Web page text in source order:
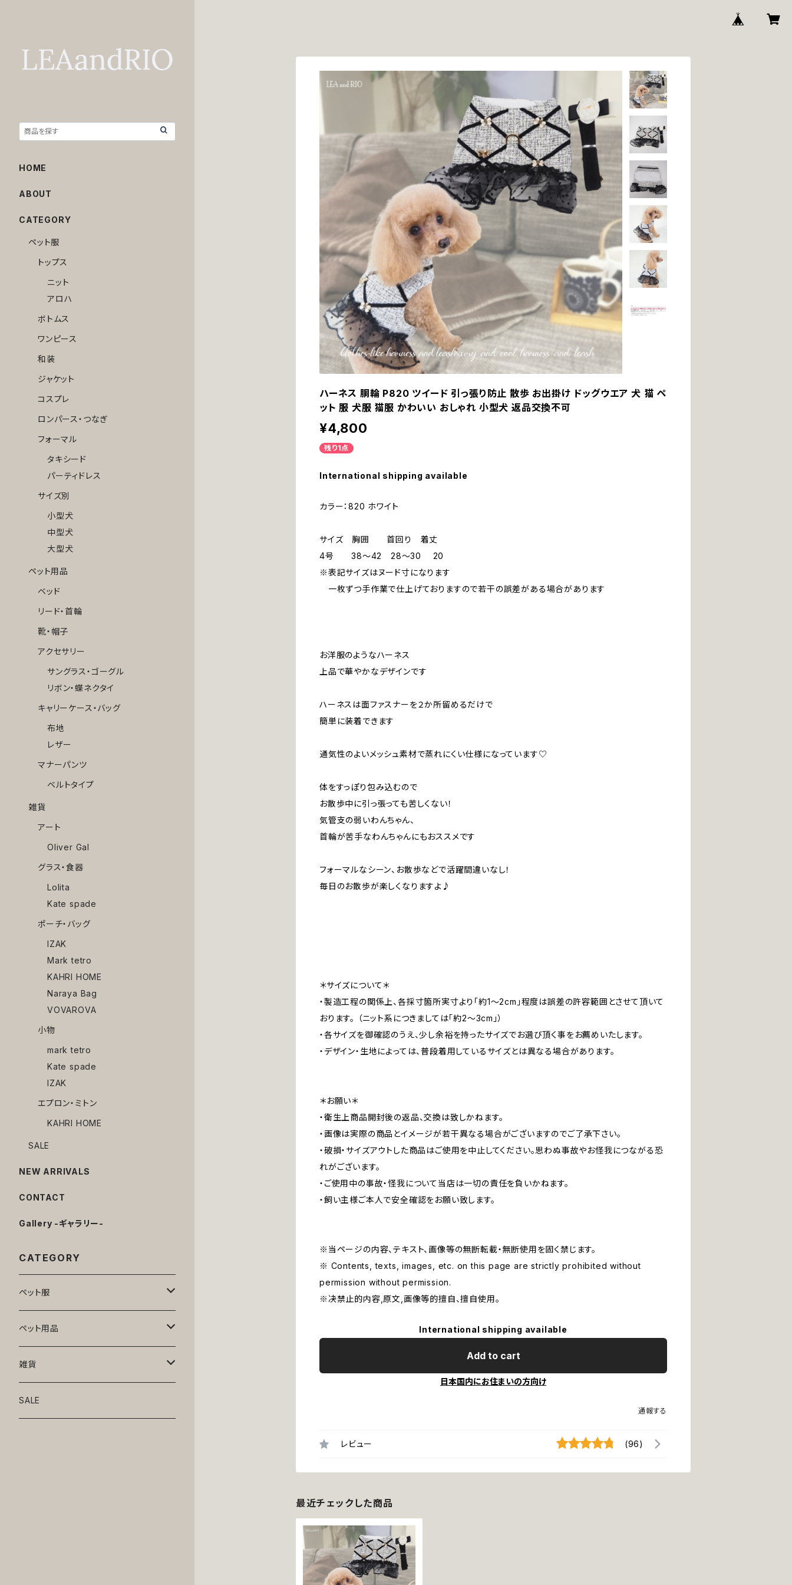
ハーネス 胴輪 P820 ツイード 引っ張り防止 散歩 お出掛け ドッグウエア 犬 猫 ペ
ット 服 犬服 猫服 かわいい おしゃれ 小型犬 返品交換不可
¥4,800
残り1点
International shipping available
カラー：820 ホワイト
サイズ 胸囲 首回り 着丈
4号 38～42 28～30 20
※表記サイズはヌード寸になります
一枚ずつ手作業で仕上げておりますので若干の誤差がある場合があります
お洋服のようなハーネス
上品で華やかなデザインです
ハーネスは面ファスナーを２か所留めるだけで
簡単に装着できます
通気性のよいメッシュ素材で蒸れにくい仕様になっています♡
体をすっぽり包み込むので
お散歩中に引っ張っても苦しくない！
気管支の弱いわんちゃん、
首輪が苦手なわんちゃんにもおススメです
フォーマルなシーン、お散歩などで活躍間違いなし！
毎日のお散歩が楽しくなりますよ♪
＊サイズについて＊
・製造工程の関係上、各採寸箇所実寸より「約1～2cm」程度は誤差の許容範囲とさせて頂いて
おります。 （ニット系につきましては「約2～3cm」）
・各サイズを御確認のうえ、少し余裕を持ったサイズでお選び頂く事をお薦めいたします。
・デザイン・生地によっては、普段着用しているサイズとは異なる場合があります。
＊お願い＊
・衛生上商品開封後の返品、交換は致しかねます。
・画像は実際の商品とイメージが若干異なる場合がございますのでご了承下さい。
・破損・サイズアウトした商品はご使用を中止してください。思わぬ事故やお怪我につながる恐
れがございます。
・ご使用中の事故・怪我について当店は一切の責任を負いかねます。
・飼い主様ご本人で安全確認をお願い致します。
※当ページの内容、テキスト、画像等の無断転載・無断使用を固く禁じます。
※ Contents, texts, images, etc. on this page are strictly prohibited without
permission without permission.
※决禁止的内容,原文,画像等的擅自、擅自使用。
International shipping available
Add to cart
日本国内にお住まいの方向け
通報する
レビュー (96)
最近チェックした商品
HOME
ABOUT
CATEGORY
ペット服
トップス
ニット
アロハ
ボトムス
ワンピース
和装
ジャケット
コスプレ
ロンパース・つなぎ
フォーマル
タキシード
パーティドレス
サイズ別
小型犬
中型犬
大型犬
ペット用品
ベッド
リード・首輪
靴・帽子
アクセサリー
サングラス・ゴーグル
リボン・蝶ネクタイ
キャリーケース・バッグ
布地
レザー
マナーパンツ
ベルトタイプ
雑貨
アート
Oliver Gal
グラス・食器
Lolita
Kate spade
ポーチ・バッグ
IZAK
Mark tetro
KAHRI HOME
Naraya Bag
VOVAROVA
小物
mark tetro
Kate spade
IZAK
エプロン・ミトン
KAHRI HOME
SALE
NEW ARRIVALS
CONTACT
Gallery -ギャラリー-
CATEGORY
ペット服
トップス
ニット
アロハ
ボトムス
ワンピース
ペット用品
ベッド
リード・首輪
雑貨
アート
SALE